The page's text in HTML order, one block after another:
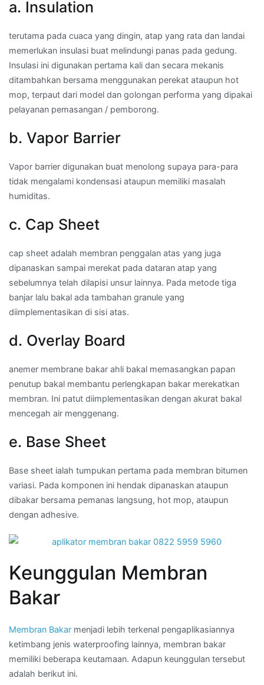
a. Insulation
terutama pada cuaca yang dingin, atap yang rata dan landai
memerlukan insulasi buat melindungi panas pada gedung.
Insulasi ini digunakan pertama kali dan secara mekanis
ditambahkan bersama menggunakan perekat ataupun hot
mop, terpaut dari model dan golongan performa yang dipakai
pelayanan pemasangan / pemborong.
b. Vapor Barrier
Vapor barrier digunakan buat menolong supaya para-para
tidak mengalami kondensasi ataupun memiliki masalah
humiditas.
c. Cap Sheet
cap sheet adalah membran penggalan atas yang juga
dipanaskan sampai merekat pada dataran atap yang
sebelumnya telah dilapisi unsur lainnya. Pada metode tiga
banjar lalu bakal ada tambahan granule yang
diimplementasikan di sisi atas.
d. Overlay Board
anemer membrane bakar ahli bakal memasangkan papan
penutup bakal membantu perlengkapan bakar merekatkan
membran. Ini patut diimplementasikan dengan akurat bakal
mencegah air menggenang.
e. Base Sheet
Base sheet ialah tumpukan pertama pada membran bitumen
variasi. Pada komponen ini hendak dipanaskan ataupun
dibakar bersama pemanas langsung, hot mop, ataupun
dengan adhesive.
Keunggulan Membran
Bakar
Membran Bakar menjadi lebih terkenal pengaplikasiannya
ketimbang jenis waterproofing lainnya, membran bakar
memiliki beberapa keutamaan. Adapun keunggulan tersebut
adalah berikut ini.